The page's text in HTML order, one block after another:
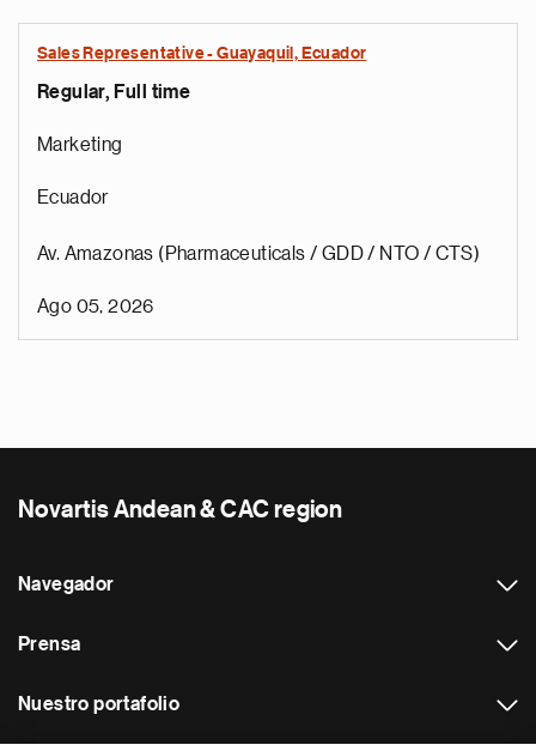
Sales Representative - Guayaquil, Ecuador
Regular, Full time
Marketing
Ecuador
Av. Amazonas (Pharmaceuticals / GDD / NTO / CTS)
Ago 05, 2026
Novartis Andean & CAC region
Navegador
Prensa
Nuestro portafolio